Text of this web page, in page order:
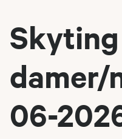
damer/
06-